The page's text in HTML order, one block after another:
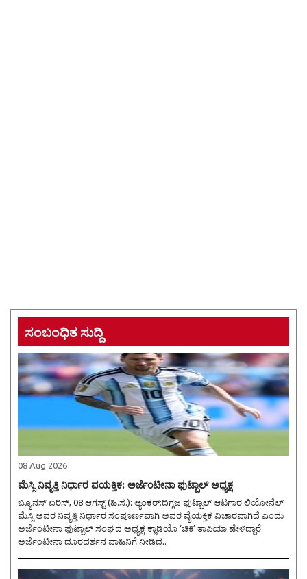
ಸಂಬಂಧಿತ ಸುದ್ದಿ
08 Aug 2026
ಮೆಸ್ಸಿ ನಿವೃತ್ತಿ ನಿರ್ಧಾರ ವಯಕ್ತಿಕ: ಅರ್ಜೆಂಟೀನಾ ಫುಟ್ಬಾಲ್ ಅಧ್ಯಕ್ಷ
ಬ್ಯೂನಸ್ ಐರಿಸ್, 08 ಆಗಸ್ಟ್ (ಹಿ.ಸ.): ಆ್ಯಂಕರ್:ದಿಗ್ಗಜ ಫುಟ್ಬಾಲ್ ಆಟಗಾರ ಲಿಯೋನೆಲ್
ಮೆಸ್ಸಿ ಅವರ ನಿವೃತ್ತಿ ನಿರ್ಧಾರ ಸಂಪೂರ್ಣವಾಗಿ ಅವರ ವೈಯಕ್ತಿಕ ವಿಚಾರವಾಗಿದೆ ಎಂದು
ಅರ್ಜೆಂಟೀನಾ ಫುಟ್ಬಾಲ್‌ ಸಂಘದ ಅಧ್ಯಕ್ಷ ಕ್ಲಾಡಿಯೊ ‘ಚಿಕಿ’ ತಾಪಿಯಾ ಹೇಳಿದ್ದಾರೆ.
ಅರ್ಜೆಂಟೀನಾ ದೂರದರ್ಶನ ವಾಹಿನಿಗೆ ನೀಡಿದ..